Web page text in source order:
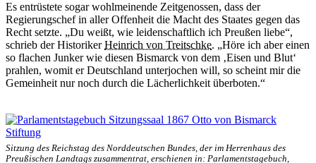
Es entrüstete sogar wohlmeinende Zeitgenossen, dass der
Regierungschef in aller Offenheit die Macht des Staates gegen das
Recht setzte. „Du weißt, wie leidenschaftlich ich Preußen liebe“,
schrieb der HistorikerHeinrich von Treitschke. „Höre ich aber einen
so flachen Junker wie diesen Bismarck von dem ‚Eisen und Blut‘
prahlen, womit er Deutschland unterjochen will, so scheint mir die
Gemeinheit nur noch durch die Lächerlichkeit überboten.“
Sitzung des Reichstag des Norddeutschen Bundes, der im Herrenhaus des
Preußischen Landtags zusammentrat, erschienen in: Parlamentstagebuch,